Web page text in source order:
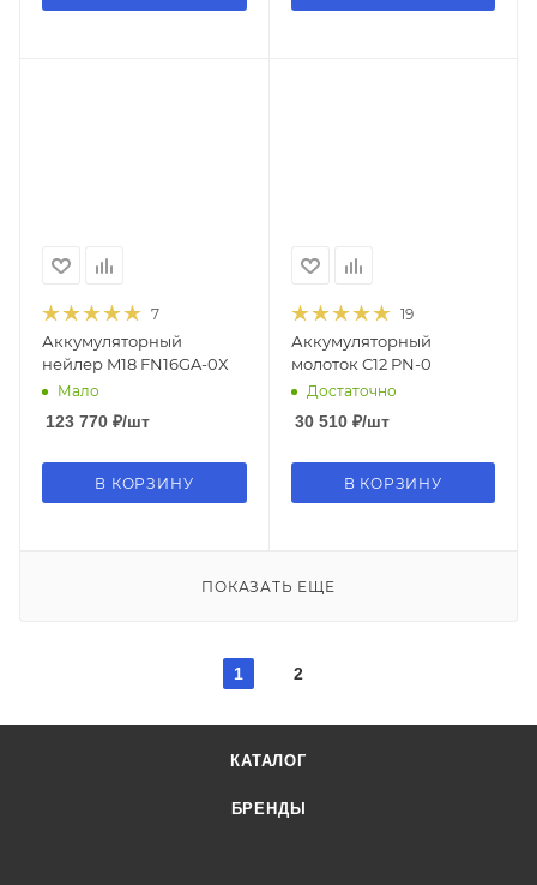
7
Аккумуляторный
нейлер M18 FN16GA-0X
Мало
123 770 ₽/шт
В КОРЗИНУ
19
Аккумуляторный
молоток C12 PN-0
Достаточно
30 510₽/шт
В КОРЗИНУ
ПОКАЗАТЬ ЕЩЕ
1 2
КАТАЛОГ
БРЕНДЫ